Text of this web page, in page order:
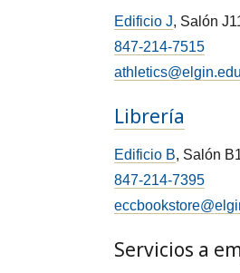
Edificio J, Salón
847-214-7515
athletics@elgin.edu
Librería
Edificio B, Salón
847-214-7395
Servicios a